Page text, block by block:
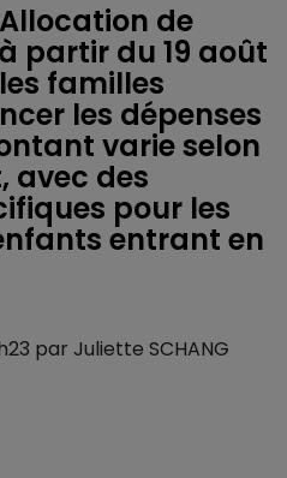
de
partir du 19 août
familles
les dépenses
varie selon
avec des
pour les
entrant en
par Juliette SCHANG